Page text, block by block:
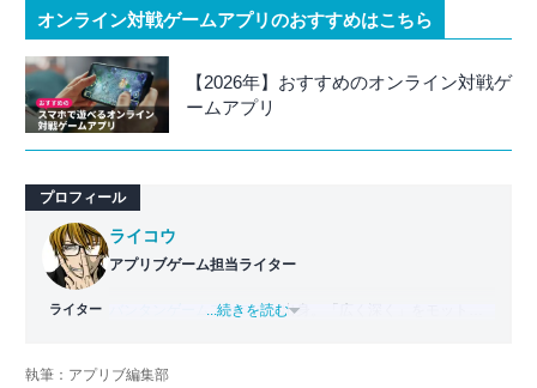
オンライン対戦ゲームアプリのおすすめはこちら
【2026年】おすすめのオンライン対戦ゲ
ームアプリ
プロフィール
ライター
ライコウ
アプリブゲーム担当ライター
バンタンゲームアカデミー 出身。「広く深く」をモットー
ゲームだけでも1,000本以上。ゲーム開発者を目指した経験
...続きを読む
執筆：アプリブ編集部